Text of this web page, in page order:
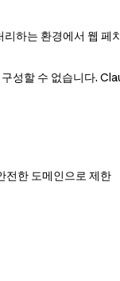
하는 환경에서 웹
성할 수 없습니다.
전한 도메인으로 제한